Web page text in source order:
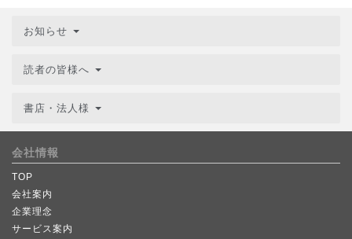
お知らせ
読者の皆様へ
書店・法人様
会社情報
TOP
会社案内
企業理念
サービス案内